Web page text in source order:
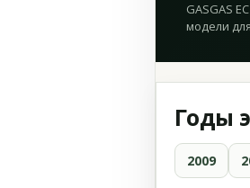
GASGAS
модели
Годы
2009